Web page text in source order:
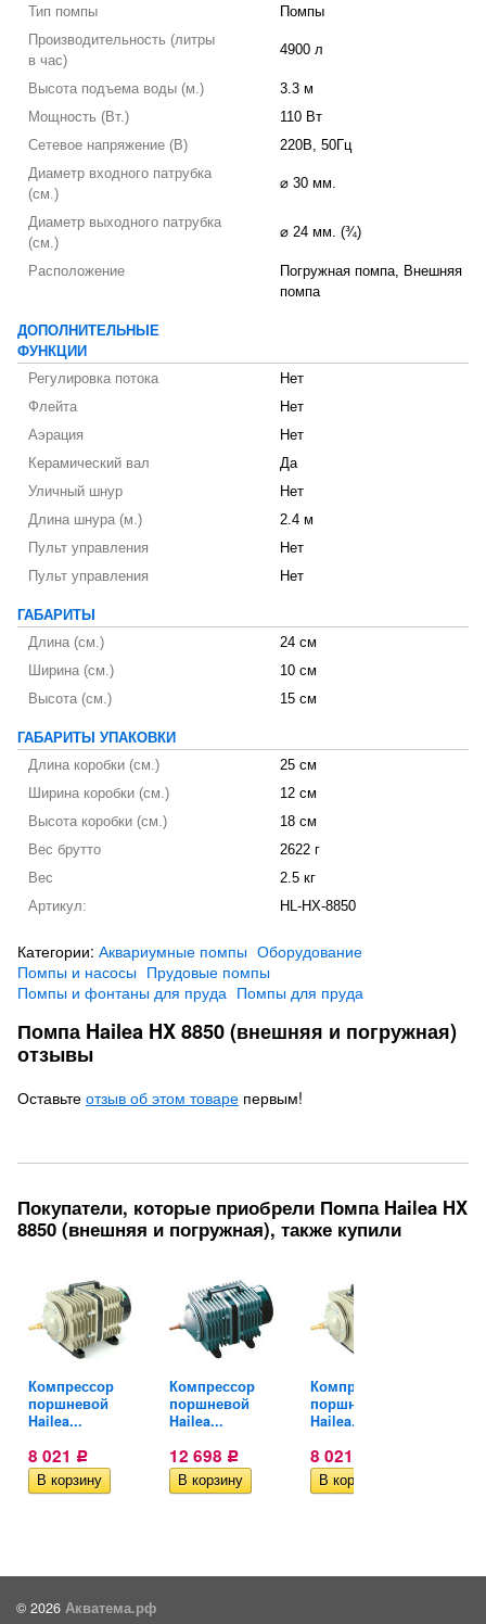
Тип помпы
Помпы
Производительность (литры
в час)
4900 л
Высота подъема воды (м.)
3.3 м
Мощность (Вт.)
110 Вт
Сетевое напряжение (В)
220В, 50Гц
Диаметр входного патрубка
(см.)
⌀ 30 мм.
Диаметр выходного патрубка
(см.)
⌀ 24 мм. (¾)
Расположение
Погружная помпа, Внешняя
помпа
ДОПОЛНИТЕЛЬНЫЕ
ФУНКЦИИ
Регулировка потока
Нет
Флейта
Нет
Аэрация
Нет
Керамический вал
Да
Уличный шнур
Нет
Длина шнура (м.)
2.4 м
Пульт управления
Нет
Пульт управления
Нет
ГАБАРИТЫ
Длина (см.)
24 см
Ширина (см.)
10 см
Высота (см.)
15 см
ГАБАРИТЫ УПАКОВКИ
Длина коробки (см.)
25 см
Ширина коробки (см.)
12 см
Высота коробки (см.)
18 см
Вес брутто
2622 г
Вес
2.5 кг
Артикул:
HL-HX-8850
Категории: Аквариумные помпы Оборудование
Помпы и насосы Прудовые помпы
Помпы и фонтаны для пруда Помпы для пруда
Помпа Hailea HX 8850 (внешняя и погружная)
отзывы
Оставьте отзыв об этом товаре первым!
Покупатели, которые приобрели Помпа Hailea HX
8850 (внешняя и погружная), также купили
Компрессор
поршневой
Hailea...
8 021 Р
Компрессор
поршневой
Hailea...
12 698 Р
Компрессор
поршневой
Hailea...
8 021
© 2026 Акватема.рф